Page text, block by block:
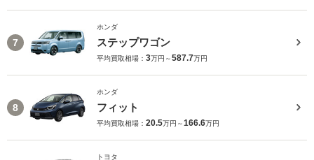
7
ホンダ
ステップワゴン
平均買取相場： 3万円～587.7万円
8
ホンダ
フィット
平均買取相場： 20.5万円～166.6万円
トヨタ